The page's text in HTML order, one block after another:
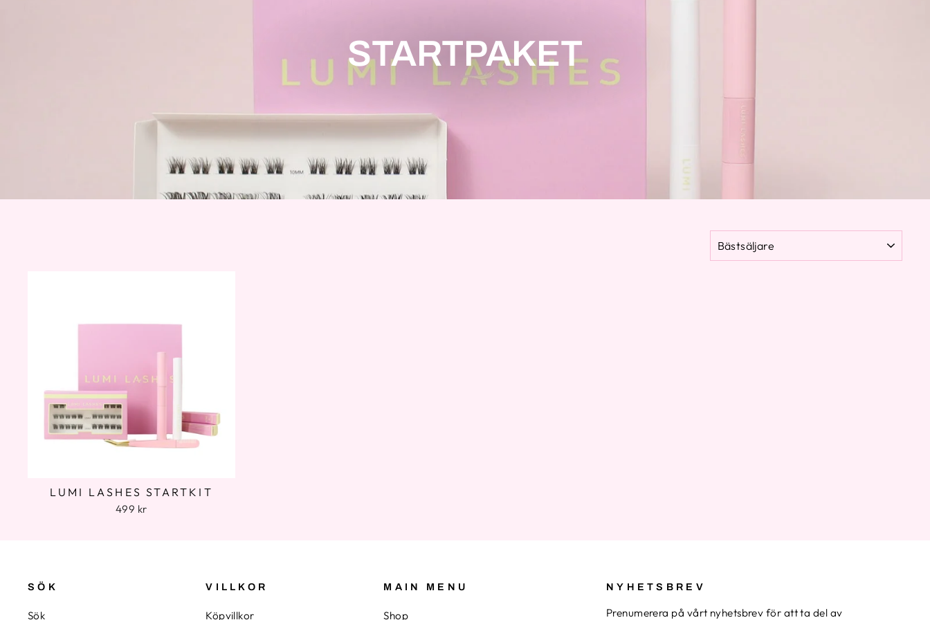
STARTPAKET
LUMI LASHES STARTKIT
499 kr
SÖK
Sök
VILLKOR
Köpvillkor
MAIN MENU
Shop
NYHETSBREV
Prenumerera på vårt nyhetsbrev för att ta del av